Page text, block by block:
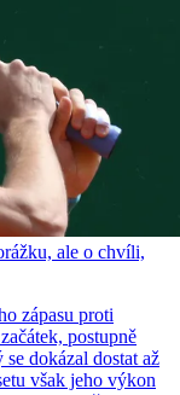
ale o chvíli,
zápasu proti
postupně
dokázal dostat až
však jeho výkon